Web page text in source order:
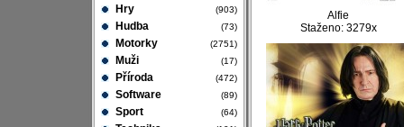
Hry (903)
Hudba (73)
Motorky (2751)
Muži (17)
Příroda (472)
Software (89)
Sport (64)
Alfie
Staženo: 3279x